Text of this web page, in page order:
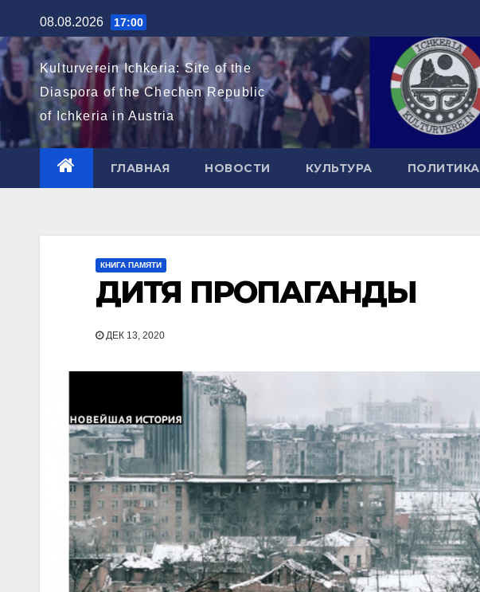
к
содержимому
08.08.2026 17:00
Kulturverein Ichkeria: Site of the
Diaspora of the Chechen Republic
of Ichkeria in Austria
ГЛАВНАЯ НОВОСТИ КУЛЬТУРА ПОЛИТИКА
КНИГА ПАМЯТИ
ДИТЯ ПРОПАГАНДЫ
ДЕК 13, 2020